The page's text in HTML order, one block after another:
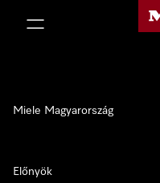
Miele Magyarország
Előnyök